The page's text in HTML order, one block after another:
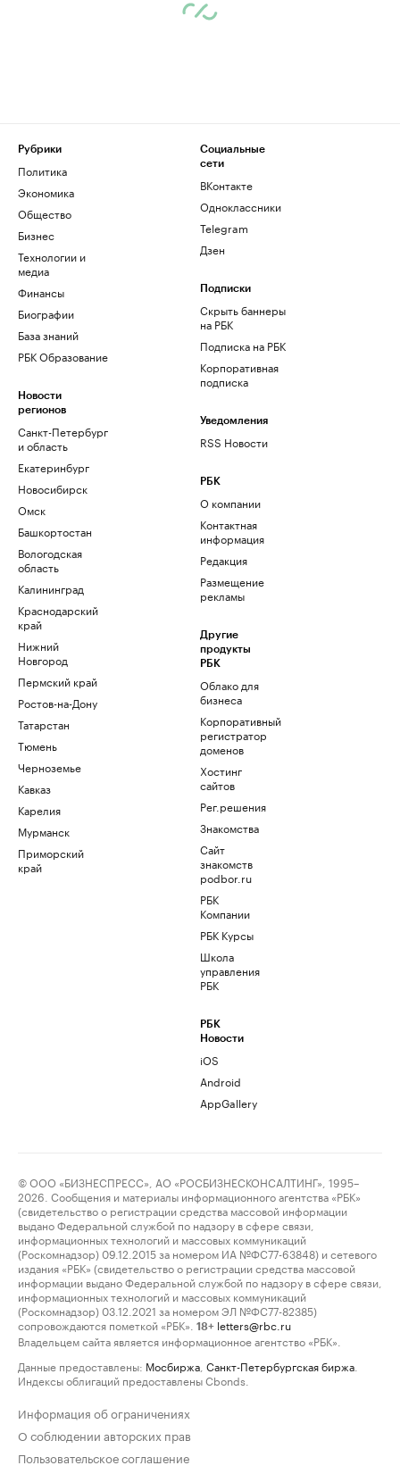
Рубрики
Политика
Экономика
Общество
Бизнес
Технологии и
медиа
Финансы
Биографии
База знаний
РБК Образование
Новости
регионов
Санкт-Петербург
и область
Екатеринбург
Новосибирск
Омск
Башкортостан
Вологодская
область
Калининград
Краснодарский
край
Нижний
Новгород
Пермский край
Ростов-на-Дону
Татарстан
Тюмень
Черноземье
Кавказ
Карелия
Мурманск
Приморский
край
Социальные
сети
ВКонтакте
Одноклассники
Telegram
Дзен
Подписки
Скрыть баннеры
на РБК
Подписка на РБК
Корпоративная
подписка
Уведомления
RSS Новости
РБК
О компании
Контактная
информация
Редакция
Размещение
рекламы
Другие
продукты
РБК
Облако для
бизнеса
Корпоративный
регистратор
доменов
Хостинг
сайтов
Рег.решения
Знакомства
Сайт
знакомств
podbor.ru
РБК
Компании
РБК Курсы
Школа
управления
РБК
РБК
Новости
iOS
Android
AppGallery
© ООО «БИЗНЕСПРЕСС», АО «РОСБИЗНЕСКОНСАЛТИНГ», 1995–
2026. Сообщения и материалы информационного агентства «РБК»
(свидетельство о регистрации средства массовой информации
выдано Федеральной службой по надзору в сфере связи,
информационных технологий и массовых коммуникаций
(Роскомнадзор) 09.12.2015 за номером ИА №ФС77-63848) и сетевого
издания «РБК» (свидетельство о регистрации средства массовой
информации выдано Федеральной службой по надзору в сфере связи,
информационных технологий и массовых коммуникаций
(Роскомнадзор) 03.12.2021 за номером ЭЛ №ФС77-82385)
сопровождаются пометкой «РБК».
18+ letters@rbc.ru
Владельцем сайта является информационное агентство «РБК».
Данные предоставлены: Мосбиржа Санкт-Петербургская биржа
Индексы облигаций предоставлены Cbonds.
Информация об ограничениях
О соблюдении авторских прав
Пользовательское соглашение